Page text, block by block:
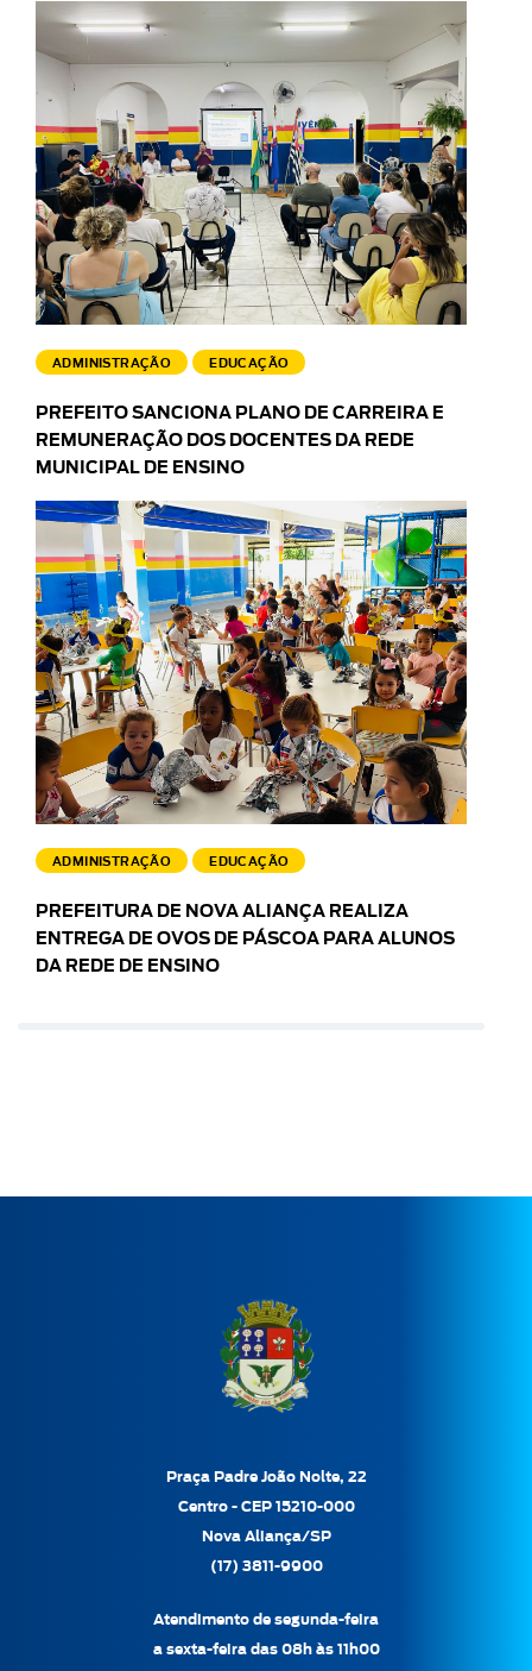
ADMINISTRAÇÃO EDUCAÇÃO
PREFEITO SANCIONA PLANO DE CARREIRA E
REMUNERAÇÃO DOS DOCENTES DA REDE
MUNICIPAL DE ENSINO
ADMINISTRAÇÃO EDUCAÇÃO
PREFEITURA DE NOVA ALIANÇA REALIZA
ENTREGA DE OVOS DE PÁSCOA PARA ALUNOS
DA REDE DE ENSINO
Praça Padre João Nolte, 22
Centro - CEP 15210-000
Nova Aliança/SP
(17) 3811-9900
Atendimento de segunda-feira
a sexta-feira das 08h às 11h00